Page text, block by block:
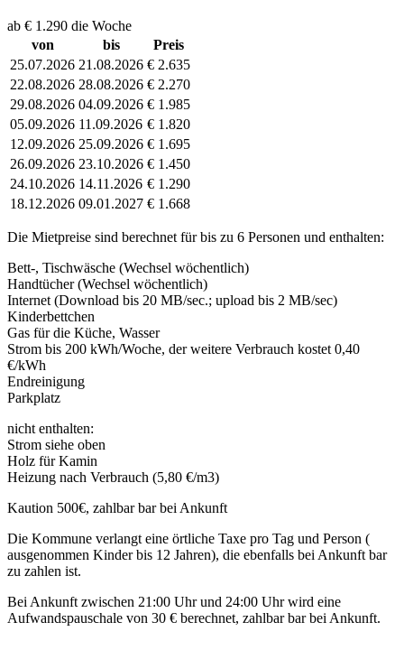
ab € 1.290 die Woche
von
bis
Preis
25.07.2026 21.08.2026 € 2.635
22.08.2026 28.08.2026 € 2.270
29.08.2026 04.09.2026 € 1.985
05.09.2026 11.09.2026 € 1.820
12.09.2026 25.09.2026 € 1.695
26.09.2026 23.10.2026 € 1.450
24.10.2026 14.11.2026 € 1.290
18.12.2026 09.01.2027 € 1.668
Die Mietpreise sind berechnet für bis zu 6 Personen und enthalten:
Bett-, Tischwäsche (Wechsel wöchentlich)
Handtücher (Wechsel wöchentlich)
Internet (Download bis 20 MB/sec.; upload bis 2 MB/sec)
Kinderbettchen
Gas für die Küche, Wasser
Strom bis 200 kWh/Woche, der weitere Verbrauch kostet 0,40
€/kWh
Endreinigung
Parkplatz
nicht enthalten:
Strom siehe oben
Holz für Kamin
Heizung nach Verbrauch (5,80 €/m3)
Kaution 500€, zahlbar bar bei Ankunft
Die Kommune verlangt eine örtliche Taxe pro Tag und Person (
ausgenommen Kinder bis 12 Jahren), die ebenfalls bei Ankunft bar
zu zahlen ist.
Bei Ankunft zwischen 21:00 Uhr und 24:00 Uhr wird eine
Aufwandspauschale von 30 € berechnet, zahlbar bar bei Ankunft.